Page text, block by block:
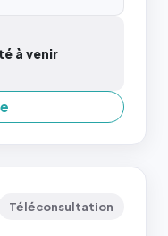
à venir
Téléconsultation